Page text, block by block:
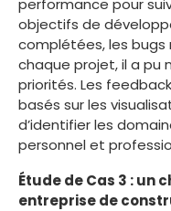
performance pour
objectifs de
complétées, les
chaque projet, il a pu
priorités. Les
basés sur les
d’identifier les
personnel et
Étude de Cas 3 : un
entreprise de